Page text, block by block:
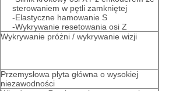
sterowaniem w pętli zamkniętej
-Elastyczne hamowanie S
-Wykrywanie resetowania osi Z
Wykrywanie próżni / wykrywanie wizji
Przemysłowa płyta główna o wysokiej
niezawodności